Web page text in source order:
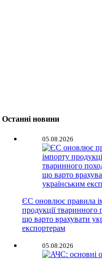
Останні новини
05.08.2026
ЄС оновлює правила
продукції тваринного
що варто врахувати
експортерам
05.08.2026